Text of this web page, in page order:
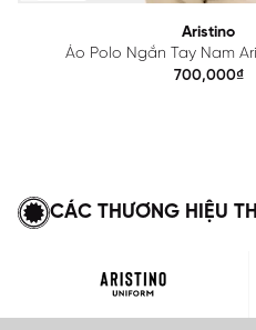
Aristino
Áo Polo Ngắn Tay Nam
APS615EDP01
700,000₫
CÁC THƯƠNG HIỆU